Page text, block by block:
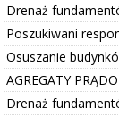
Drenaż
Poszukiwani
Osuszanie
AGREGATY
Drenaż